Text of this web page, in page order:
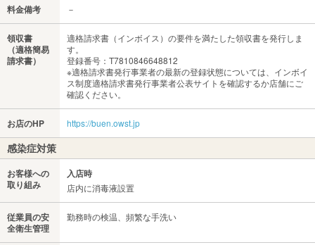
料金備考 －
領収書
（適格簡易
請求書）
適格請求書（インボイス）の要件を満たした領収書を発行しま
す。
登録番号：T7810846648812
※適格請求書発行事業者の最新の登録状態については、インボイ
ス制度適格請求書発行事業者公表サイトを確認するか店舗にご
確認ください。
お店のHP https://buen.owst.jp
感染症対策
お客様への
取り組み
入店時
店内に消毒液設置
従業員の安
全衛生管理
勤務時の検温、頻繁な手洗い